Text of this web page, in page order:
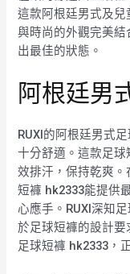
這款阿根廷男式及
與時尚的外觀完美
出最佳的狀態。
阿根廷男
RUXI的阿根廷男式
十分舒適。這款足
效排汗，保持乾爽
短褲 hk2333能提供
心應手。RUXI深知
於足球短褲的設計要
足球短褲 hk2333，